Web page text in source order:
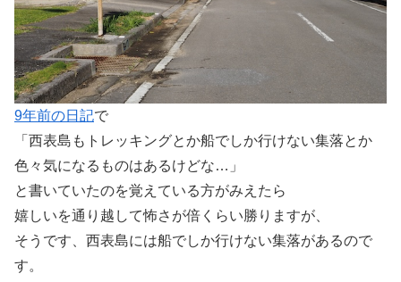
9年前の日記で
「西表島もトレッキングとか船でしか行けない集落とか
色々気になるものはあるけどな…」
と書いていたのを覚えている方がみえたら
嬉しいを通り越して怖さが倍くらい勝りますが、
そうです、西表島には船でしか行けない集落があるので
す。